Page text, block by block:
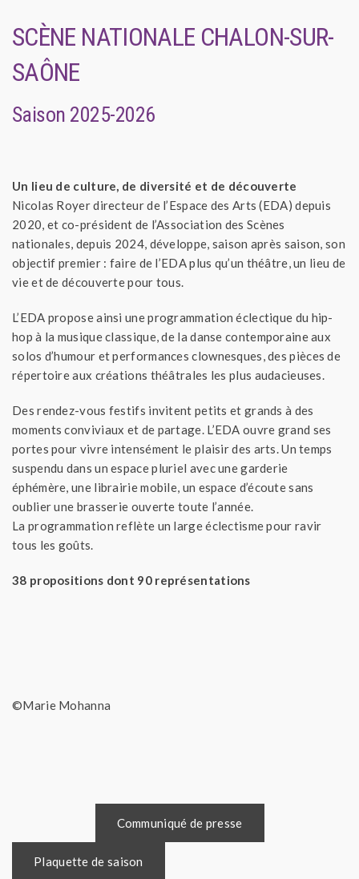
SCÈNE NATIONALE CHALON-SUR-
SAÔNE
Saison 2025-2026
Un lieu de culture, de diversité et de découverte
Nicolas Royer directeur de l’Espace des Arts (EDA) depuis
2020, et co-président de l’Association des Scènes
nationales, depuis 2024, développe, saison après saison, son
objectif premier : faire de l’EDA plus qu’un théâtre, un lieu de
vie et de découverte pour tous.
L’EDA propose ainsi une programmation éclectique du hip-
hop à la musique classique, de la danse contemporaine aux
solos d’humour et performances clownesques, des pièces de
répertoire aux créations théâtrales les plus audacieuses.
Des rendez-vous festifs invitent petits et grands à des
moments conviviaux et de partage. L’EDA ouvre grand ses
portes pour vivre intensément le plaisir des arts. Un temps
suspendu dans un espace pluriel avec une garderie
éphémère, une librairie mobile, un espace d’écoute sans
oublier une brasserie ouverte toute l’année.
La programmation reflète un large éclectisme pour ravir
tous les goûts.
38 propositions dont 90 représentations
©Marie Mohanna
Communiqué de presse
Plaquette de saison